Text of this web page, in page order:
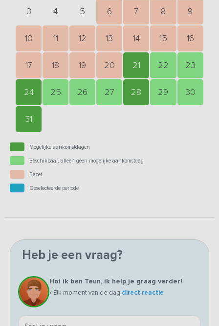
3 4 5 6 7 8 9
10 11 12 13 14 15 16
17 18 19 20 21 22 23
24 25 26 27 28 29 30
31
Mogelijke aankomstdagen
Beschikbaar, alleen geen mogelijke aankomstdag
Bezet
Geselecteerde periode
Heb je een vraag?
Hoi ik ben Teun, ik help je graag verder!
• Elk moment van de dag direct reactie